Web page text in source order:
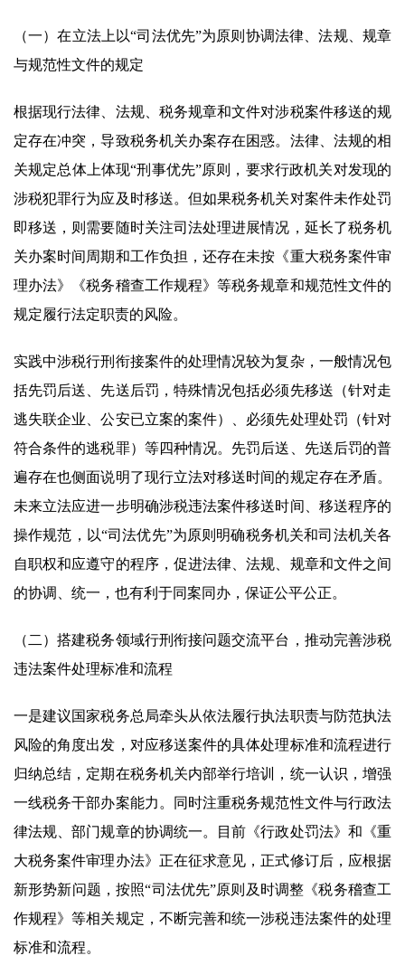
（一）在立法上以“司法优先”为原则协调法律、法规、规章
与规范性文件的规定
根据现行法律、法规、税务规章和文件对涉税案件移送的规
定存在冲突，导致税务机关办案存在困惑。法律、法规的相
关规定总体上体现“刑事优先”原则，要求行政机关对发现的
涉税犯罪行为应及时移送。但如果税务机关对案件未作处罚
即移送，则需要随时关注司法处理进展情况，延长了税务机
关办案时间周期和工作负担，还存在未按《重大税务案件审
理办法》《税务稽查工作规程》等税务规章和规范性文件的
规定履行法定职责的风险。
实践中涉税行刑衔接案件的处理情况较为复杂，一般情况包
括先罚后送、先送后罚，特殊情况包括必须先移送（针对走
逃失联企业、公安已立案的案件）、必须先处理处罚（针对
符合条件的逃税罪）等四种情况。先罚后送、先送后罚的普
遍存在也侧面说明了现行立法对移送时间的规定存在矛盾。
未来立法应进一步明确涉税违法案件移送时间、移送程序的
操作规范，以“司法优先”为原则明确税务机关和司法机关各
自职权和应遵守的程序，促进法律、法规、规章和文件之间
的协调、统一，也有利于同案同办，保证公平公正。
（二）搭建税务领域行刑衔接问题交流平台，推动完善涉税
违法案件处理标准和流程
一是建议国家税务总局牵头从依法履行执法职责与防范执法
风险的角度出发，对应移送案件的具体处理标准和流程进行
归纳总结，定期在税务机关内部举行培训，统一认识，增强
一线税务干部办案能力。同时注重税务规范性文件与行政法
律法规、部门规章的协调统一。目前《行政处罚法》和《重
大税务案件审理办法》正在征求意见，正式修订后，应根据
新形势新问题，按照“司法优先”原则及时调整《税务稽查工
作规程》等相关规定，不断完善和统一涉税违法案件的处理
标准和流程。